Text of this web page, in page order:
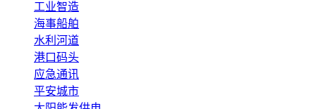
工业智造
海事船舶
水利河道
港口码头
应急通讯
平安城市